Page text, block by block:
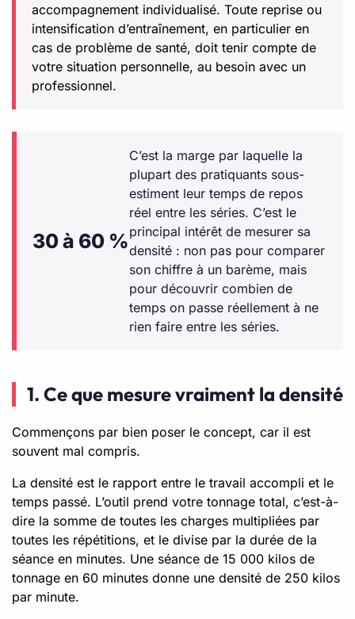
accompagnement individualisé. Toute reprise ou
intensification d’entraînement, en particulier en
cas de problème de santé, doit tenir compte de
votre situation personnelle, au besoin avec un
professionnel.
30 à 60 %
C’est la marge par laquelle la
plupart des pratiquants sous-
estiment leur temps de repos
réel entre les séries. C’est le
principal intérêt de mesurer sa
densité : non pas pour comparer
son chiffre à un barème, mais
pour découvrir combien de
temps on passe réellement à ne
rien faire entre les séries.
1. Ce que mesure vraiment la densité
Commençons par bien poser le concept, car il est
souvent mal compris.
La densité est le rapport entre le travail accompli et le
temps passé. L’outil prend votre tonnage total, c’est-à-
dire la somme de toutes les charges multipliées par
toutes les répétitions, et le divise par la durée de la
séance en minutes. Une séance de 15 000 kilos de
tonnage en 60 minutes donne une densité de 250 kilos
par minute.